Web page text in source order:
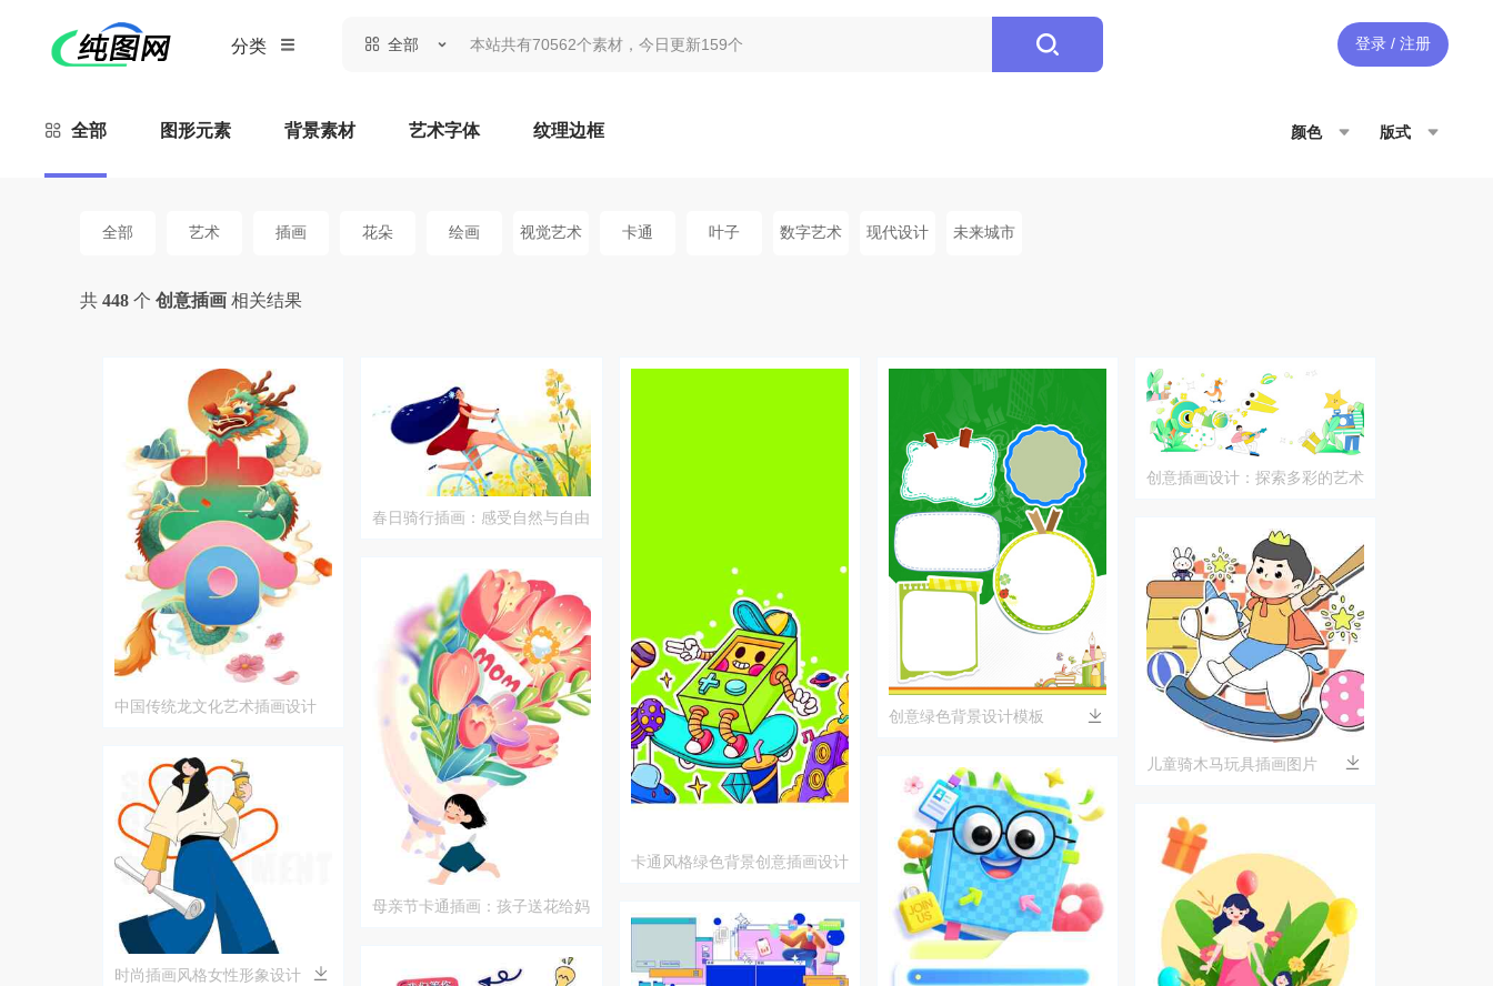
分类 全部 登录 / 注册
全部 图形元素 背景素材 艺术字体 纹理边框 颜色 版式
全部 艺术 插画 花朵 绘画 视觉艺术 卡通 叶子 数字艺术 现代设计 未来城市
共 448 个 创意插画 相关结果
中国传统龙文化艺术插画设计
时尚插画风格女性形象设计
春日骑行插画：感受自然与自由
母亲节卡通插画：孩子送花给妈
卡通风格绿色背景创意插画设计
创意绿色背景设计模板
创意插画设计：探索多彩的艺术
儿童骑木马玩具插画图片